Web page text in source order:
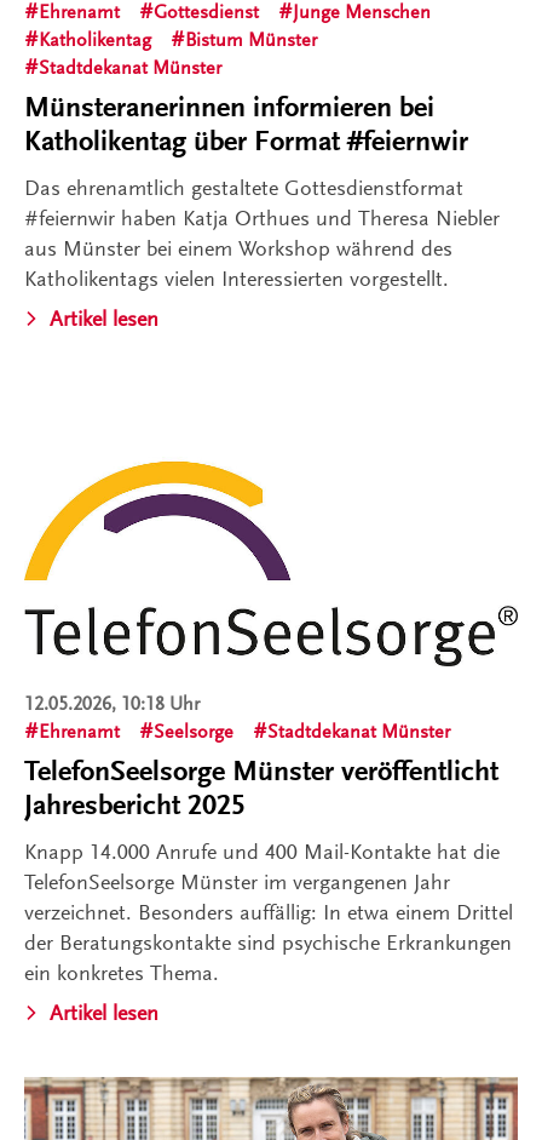
Ehrenamt
Gottesdienst
Junge Menschen
Katholikentag
Bistum Münster
Stadtdekanat Münster
Münsteranerinnen informieren bei
Katholikentag über Format #feiernwir
Das ehrenamtlich gestaltete Gottesdienstformat
#feiernwir haben Katja Orthues und Theresa Niebler
aus Münster bei einem Workshop während des
Katholikentags vielen Interessierten vorgestellt.
Artikel lesen
12.05.2026, 10:18 Uhr
Ehrenamt
Seelsorge Stadtdekanat Münster
TelefonSeelsorge Münster veröffentlicht
Jahresbericht 2025
Knapp 14.000 Anrufe und 400 Mail-Kontakte hat die
TelefonSeelsorge Münster im vergangenen Jahr
verzeichnet. Besonders auffällig: In etwa einem Drittel
der Beratungskontakte sind psychische Erkrankungen
ein konkretes Thema.
Artikel lesen